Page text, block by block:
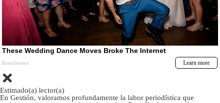
Estimado(a) lector(a)
En Gestión, valoramos profundamente la labor periodística que